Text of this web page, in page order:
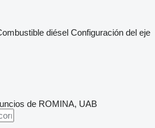
diésel Configuración del eje
de ROMINA, UAB